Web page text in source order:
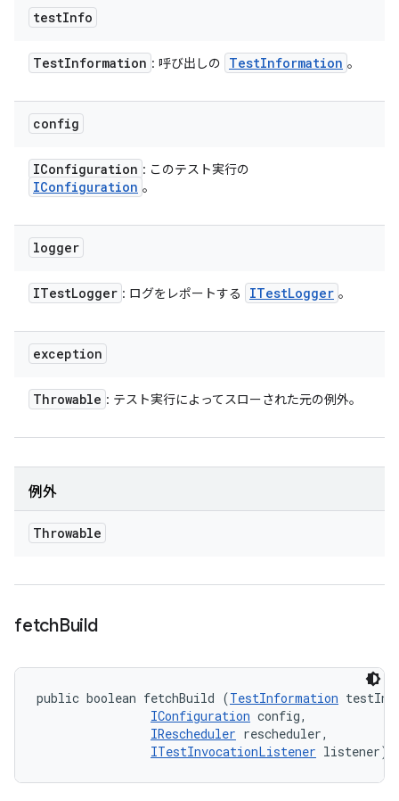
testInfo
TestInformation : 呼び出しの TestInformation 。
config
IConfiguration : このテスト実行の
IConfiguration 。
logger
ITestLogger : ログをレポートする ITestLogger 。
exception
Throwable : テスト実行によってスローされた元の例外。
例外
Throwable
fetchBuild
public boolean fetchBuild (TestInformation
IConfiguration config,
IRescheduler rescheduler,
ITestInvocationListener listener)